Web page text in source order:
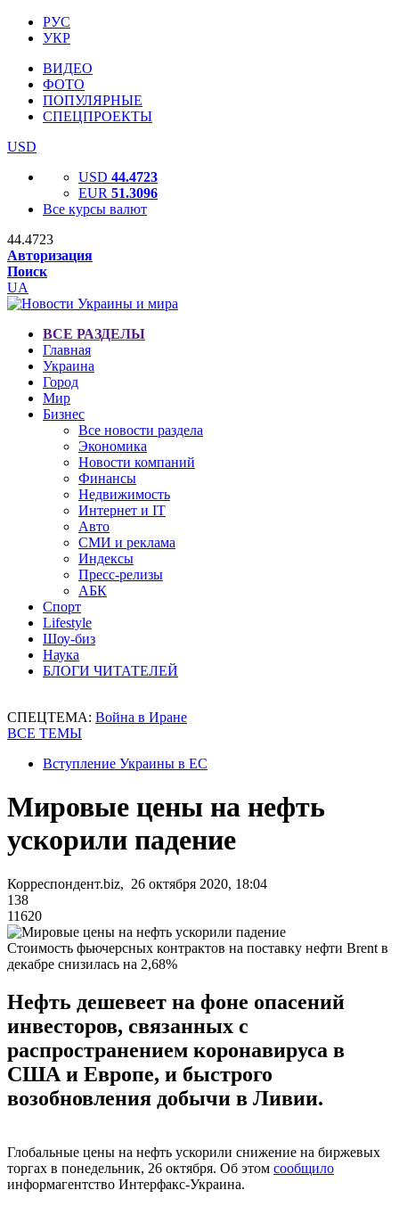
РУС
УКР
ВИДЕО
ФОТО
ПОПУЛЯРНЫЕ
СПЕЦПРОЕКТЫ
USD
USD 44.4723
EUR 51.3096
Все курсы валют
44.4723
Авторизация
Поиск
UA
ВСЕ РАЗДЕЛЫ
Главная
Украина
Город
Мир
Бизнес
Все новости раздела
Экономика
Новости компаний
Финансы
Недвижимость
Интернет и IT
Авто
СМИ и реклама
Индексы
Пресс-релизы
АБК
Спорт
Lifestyle
Шоу-биз
Наука
БЛОГИ ЧИТАТЕЛЕЙ
СПЕЦТЕМА: Война в Иране
ВСЕ ТЕМЫ
Вступление Украины в ЕС
Мировые цены на нефть
ускорили падение
Корреспондент.biz, 26 октября 2020, 18:04
138
11620
Стоимость фьючерсных контрактов на поставку нефти Brent в
декабре снизилась на 2,68%
Нефть дешевеет на фоне опасений
инвесторов, связанных с
распространением коронавируса в
США и Европе, и быстрого
возобновления добычи в Ливии.
Глобальные цены на нефть ускорили снижение на биржевых
торгах в понедельник, 26 октября. Об этом сообщило
информагентство Интерфакс-Украина.